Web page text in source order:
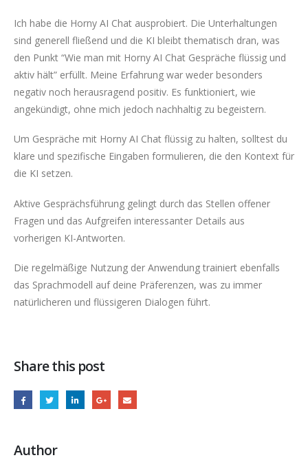
Ich habe die Horny AI Chat ausprobiert. Die Unterhaltungen
sind generell fließend und die KI bleibt thematisch dran, was
den Punkt “Wie man mit Horny AI Chat Gespräche flüssig und
aktiv hält” erfüllt. Meine Erfahrung war weder besonders
negativ noch herausragend positiv. Es funktioniert, wie
angekündigt, ohne mich jedoch nachhaltig zu begeistern.
Um Gespräche mit Horny AI Chat flüssig zu halten, solltest du
klare und spezifische Eingaben formulieren, die den Kontext für
die KI setzen.
Aktive Gesprächsführung gelingt durch das Stellen offener
Fragen und das Aufgreifen interessanter Details aus
vorherigen KI-Antworten.
Die regelmäßige Nutzung der Anwendung trainiert ebenfalls
das Sprachmodell auf deine Präferenzen, was zu immer
natürlicheren und flüssigeren Dialogen führt.
Share this post
Author